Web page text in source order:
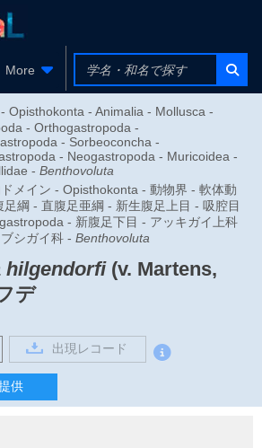
More
Opisthokonta - Animalia - Mollusca -
- Orthogastropoda -
- Sorbeoconcha -
- Neogastropoda - Muricoidea -
- Benthovoluta
メイン - Opisthokonta - 動物界 - 軟体動
足綱 - 直腹足亜綱 - 新生腹足上目 - 吸腔目
- 新腹足下目 - アッキガイ上科
シガイ科 - Benthovoluta
hilgendorfi(v. Martens,
デ
出現レコード
供